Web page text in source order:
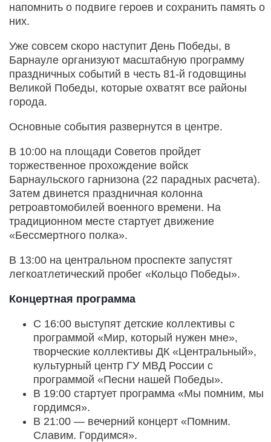
напомнить о подвиге героев и сохранить память о
них.
Уже совсем скоро наступит День Победы, в
Барнауле организуют масштабную программу
праздничных событий в честь 81-й годовщины
Великой Победы, которые охватят все районы
города.
Основные события развернутся в центре.
В 10:00 на площади Советов пройдет
торжественное прохождение войск
Барнаульского гарнизона (22 парадных расчета).
Затем двинется праздничная колонна
ретроавтомобилей военного времени. На
традиционном месте стартует движение
«Бессмертного полка».
В 13:00 на центральном проспекте запустят
легкоатлетический пробег «Кольцо Победы».
Концертная программа
С 16:00 выступят детские коллективы с
программой «Мир, который нужен мне»,
творческие коллективы ДК «Центральный»,
культурный центр ГУ МВД России с
программой «Песни нашей Победы».
В 19:00 стартует программа «Мы помним, мы
гордимся».
В 21:00 — вечерний концерт «Помним.
Славим. Гордимся».